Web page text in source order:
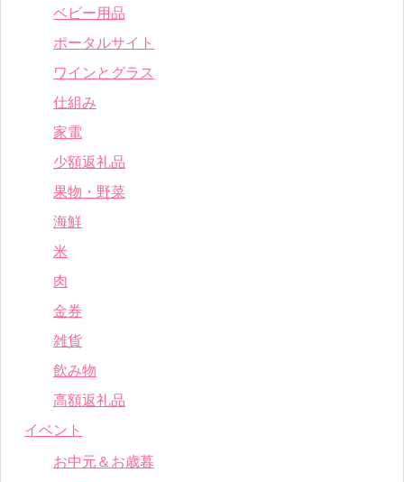
ベビー用品
ポータルサイト
ワインとグラス
仕組み
家電
少額返礼品
果物・野菜
海鮮
米
肉
金券
雑貨
飲み物
高額返礼品
イベント
お中元＆お歳暮